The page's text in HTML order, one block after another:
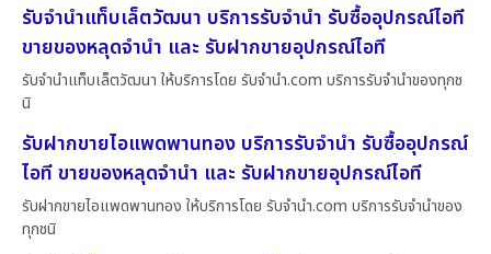
รับจำนำแท็บเล็ตวัฒนา บริการรับจำนำ รับซื้ออุปกรณ์ไอที
ขายของหลุดจำนำ และ รับฝากขายอุปกรณ์ไอที
รับจำนำแท็บเล็ตวัฒนา ให้บริการโดย รับจํานํา.com บริการรับจำนำของทุกช
นิ
รับฝากขายไอแพดพานทอง บริการรับจำนำ รับซื้ออุปกรณ์
ไอที ขายของหลุดจำนำ และ รับฝากขายอุปกรณ์ไอที
รับฝากขายไอแพดพานทอง ให้บริการโดย รับจํานํา.com บริการรับจำนำของ
ทุกชนิ